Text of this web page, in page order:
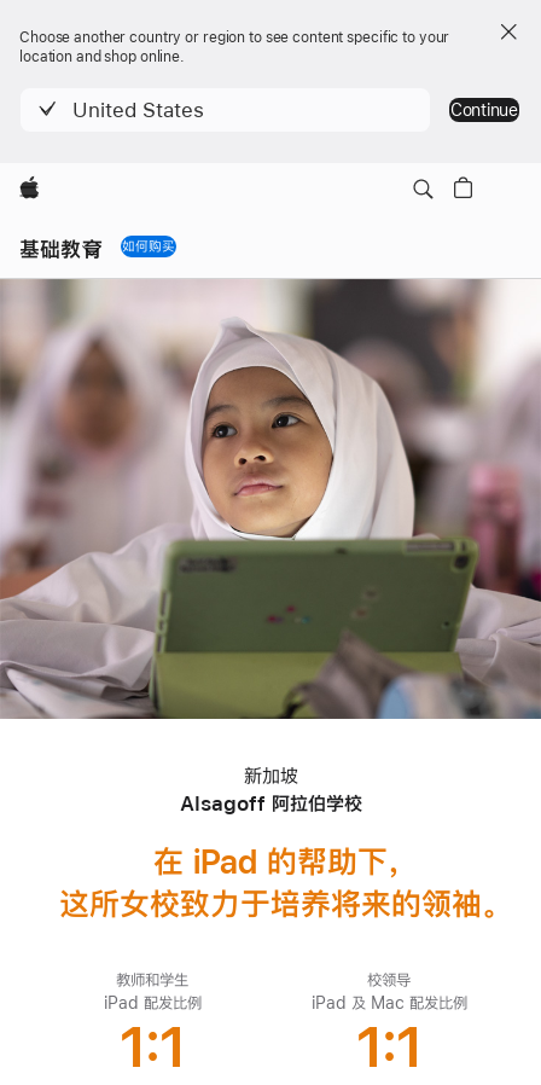
Choose another country or region to see content specific to your
location and shop online.
United States Continue
Apple
基础教育
Nav
Open
Menu
如何购买
新加坡
教
技
术
Alsagoff 阿拉伯学校
在 iPad 的帮助下，
这所女校致力于培养将来的领袖。
教师和学生
iPad 配发比例
1:1
校领导
iPad 及 Mac 配发比例
1:1